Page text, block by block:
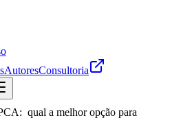
AutoresConsultoria
qual a melhor opção para